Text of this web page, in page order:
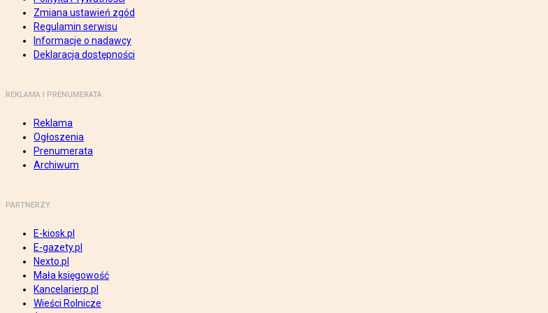
Zmiana ustawień zgód
Regulamin serwisu
Informacje o nadawcy
Deklaracja dostępności
REKLAMA I PRENUMERATA
Reklama
Ogłoszenia
Prenumerata
Archiwum
PARTNERZY
E-kiosk.pl
E-gazety.pl
Nexto.pl
Mała księgowość
Kancelarierp.pl
Wieści Rolnicze